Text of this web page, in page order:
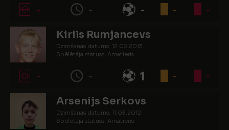
- - - - -
Kirils Rumjancevs
Dzimšanas datums: 12.05.2013.
Spēlētāja statuss: Amatieris
- - 1 - -
Arsenijs Serkovs
Dzimšanas datums: 11.03.2012.
Spēlētāja statuss: Amatieris